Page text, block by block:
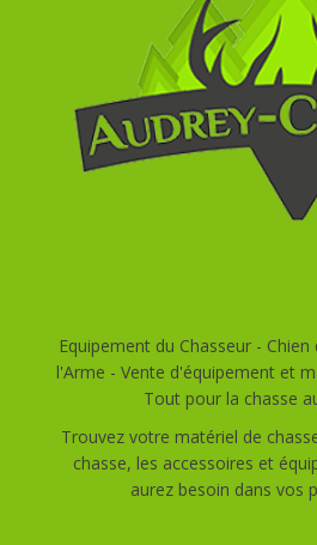
Equipement du Chasseur -
l'Arme - Vente d'équipement et
Tout pour la chasse
Trouvez votre matériel de
chasse, les accessoires et
aurez besoin dans vos